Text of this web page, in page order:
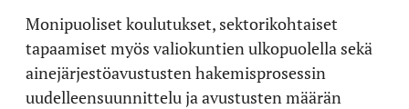
Monipuoliset koulutukset, sektorikohtaiset
tapaamiset myös valiokuntien ulkopuolella sekä
ainejärjestöavustusten hakemisprosessin
uudelleensuunnittelu ja avustusten määrän